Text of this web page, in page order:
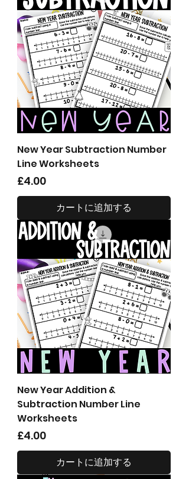
New Year Subtraction Number
Line Worksheets
価格
£4.00
カートに追加する
New Year Addition &
Subtraction Number Line
Worksheets
価格
£4.00
カートに追加する